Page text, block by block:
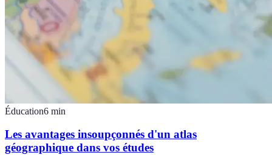
Éducation6 min
Les avantages insoupçonnés d'un atlas
géographique dans vos études